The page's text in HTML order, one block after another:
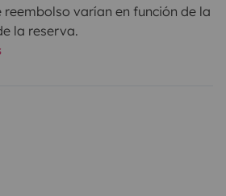
varían en función de la
la reserva.